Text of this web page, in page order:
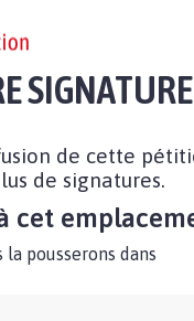
SIGNATURE
de cette
de signatures.
cet
pousserons dans